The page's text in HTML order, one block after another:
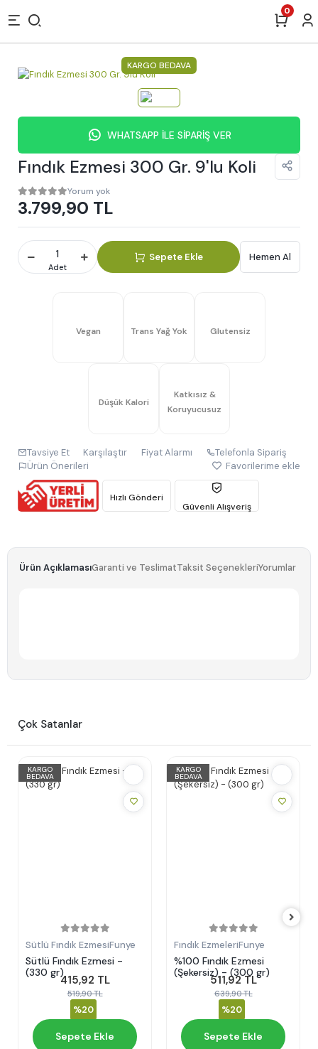
0
KARGO BEDAVA
WHATSAPP İLE SİPARİŞ VER
Fındık Ezmesi 300 Gr. 9'lu Koli
Yorum yok
3.799,90 TL
Adet
Sepete Ekle Hemen Al
Vegan Trans Yağ Yok Glutensiz
Düşük Kalori
Katkısız &
Koruyucusuz
Tavsiye Et Karşılaştır Fiyat Alarmı
Telefonla Sipariş
Ürün Önerileri
Favorilerime ekle
Hızlı Gönderi
Güvenli Alışveriş
Ürün AçıklamasıGaranti ve TeslimatTaksit SeçenekleriYorumlar
Çok Satanlar
KARGO
BEDAVA
Sütlü Fındık EzmesiFunye
Sütlü Fındık Ezmesi -
(330 gr)
%20
519,90 TL
415,92 TL
Sepete Ekle
KARGO
BEDAVA
Fındık EzmeleriFunye
%100 Fındık Ezmesi
(Şekersiz) - (300 gr)
%20
639,90 TL
511,92 TL
Sepete Ekle